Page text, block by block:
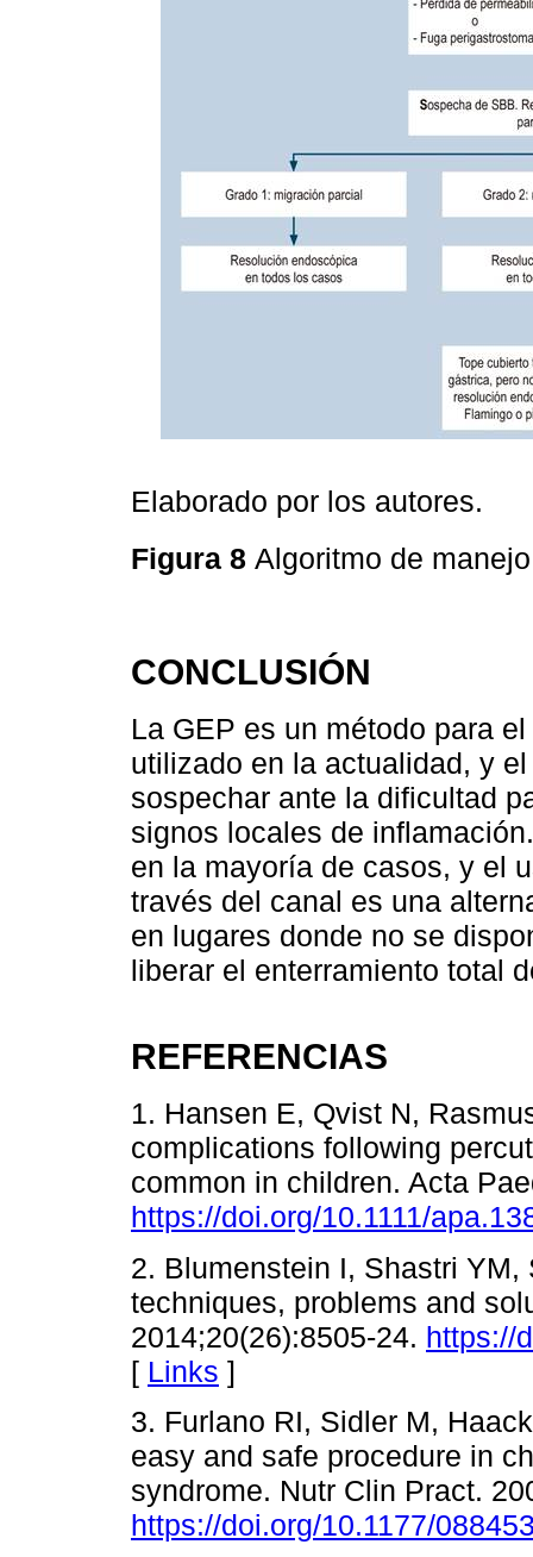
Elaborado por los autores.
Figura 8 Algoritmo de
CONCLUSIÓN
La GEP es un método para
utilizado en la actualidad, y
sospechar ante la dificultad
signos locales de
en la mayoría de casos, y el
través del canal es una
en lugares donde no se
liberar el enterramiento total
REFERENCIAS
1. Hansen E, Qvist N,
complications following
common in children. Acta
https://doi.org/10.1111/
2. Blumenstein I, Shastri
techniques, problems and
2014;20(26):8505-24. https://
[ Links ]
3. Furlano RI, Sidler M,
easy and safe procedure in
syndrome. Nutr Clin Pract.
https://doi.org/10.1177/